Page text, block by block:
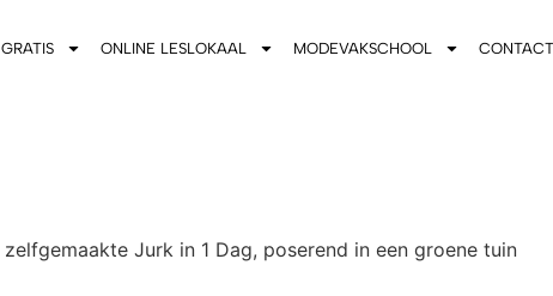
GRATIS ONLINE LESLOKAAL MODEVAKSCHOOL CONTACT